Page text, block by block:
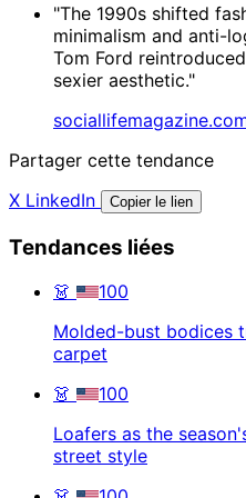
"The 1990s shifted
minimalism and anti-
Tom Ford
sexier aesthetic."
Partager cette tendance
X LinkedIn Copier le lien
Tendances liées
👗
100
Molded-bust bodices
carpet
👗
100
Loafers as the
street style